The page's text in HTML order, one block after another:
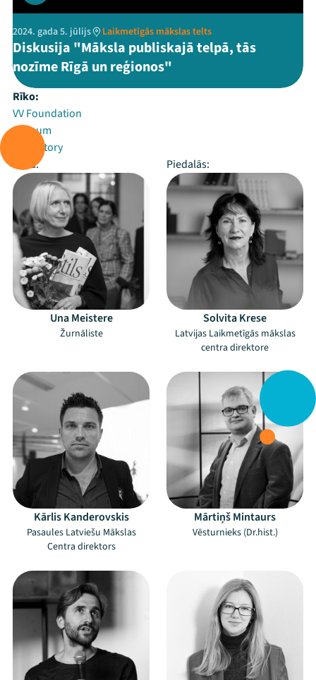
2024. gada 5. jūlijs Laikmetīgās mākslas telts
Diskusija "Māksla publiskajā telpā, tās
nozīme Rīgā un reģionos"
Rīko:
VV Foundation
Zuzeum
Arterritory
Vada:
Piedalās:
Una Meistere
Žurnāliste
Solvita Krese
Latvijas Laikmetīgās mākslas
centra direktore
Kārlis Kanderovskis
Pasaules Latviešu Mākslas
Centra direktors
Mārtiņš Mintaurs
Vēsturnieks (Dr.hist.)